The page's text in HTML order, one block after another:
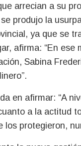
arrecian a su
produjo la
ya que se
afirma: “En
Sabina
en afirmar: “A
a la actitud
los protegieron,